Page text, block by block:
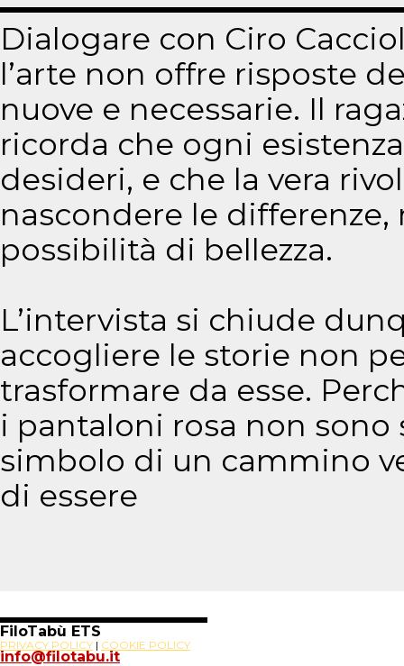
Dialogare con Ciro
l’arte non offre risposte
nuove e necessarie. Il
ricorda che ogni
desideri, e che la vera
nascondere le
possibilità di bellezza.
L’intervista si chiude
accogliere le storie non
trasformare da esse.
i pantaloni rosa non
simbolo di un cammino
di essere
PRIVACY POLICY | COOKIE POLICY
FiloTabù ETS
info@filotabu.it